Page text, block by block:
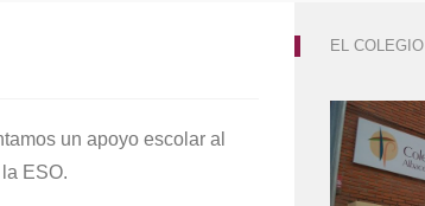
un apoyo escolar al
ESO.
EL COLEGIO